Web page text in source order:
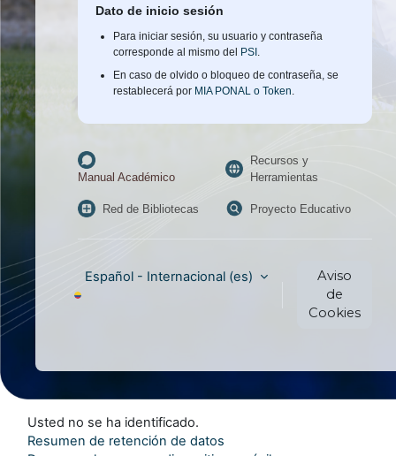
Dato de inicio sesión
Para iniciar sesión, su usuario y contraseña
corresponde al mismo del
PSI .
En caso de olvido o bloqueo de contraseña, se
restablecerá por MIA PONAL o Token.
Manual Académico
Recursos y
Herramientas
Red de Bibliotecas Proyecto Educativo
Español - Internacional ‎(es)‎
Aviso
de
Cookies
Usted no se ha identificado.
Resumen de retención de datos